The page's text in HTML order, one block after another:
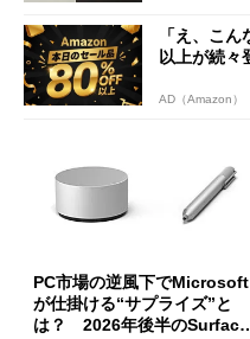
「え、こ
以上が続々
AD（Amazon）
PC市場の逆風下でMicrosoft
が仕掛ける“サプライズ”と
は？ 2026年後半のSurface